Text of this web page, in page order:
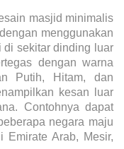
masjid minimalis
menggunakan
di sekitar dinding luar
dengan warna
Putih, Hitam, dan
kesan luar
Contohnya dapat
negara maju
Emirate Arab, Mesir,